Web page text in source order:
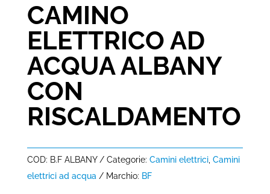
CAMINO
ELETTRICO AD
ACQUA ALBANY
CON
RISCALDAMENTO
COD: B.F ALBANY Categorie: Camini elettrici, Camini
elettrici ad acqua
Marchio: BF